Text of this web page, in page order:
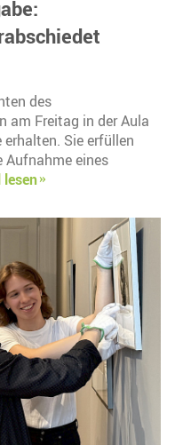
des
am Freitag in der Aula
Sie erfüllen
Aufnahme eines